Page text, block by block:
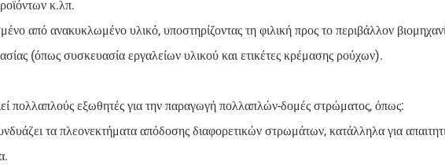
κ.λπ.
από ανακυκλωμένο υλικό, υποστηρίζοντας τη φιλική προς το περιβάλλον
(όπως συσκευασία εργαλείων υλικού και ετικέτες κρέμασης ρούχων).
πολλαπλούς εξωθητές για την παραγωγή πολλαπλών-δομές στρώματος, όπως:
τα πλεονεκτήματα απόδοσης διαφορετικών στρωμάτων, κατάλληλα για